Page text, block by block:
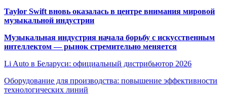
Taylor Swift вновь оказалась в центре внимания мировой
музыкальной индустрии
Музыкальная индустрия начала борьбу с искусственным
интеллектом — рынок стремительно меняется
Li Auto в Беларуси: официальный дистрибьютор 2026
Оборудование для производства: повышение эффективности
технологических линий